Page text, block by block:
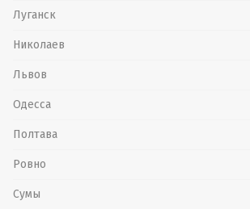
Луганск
Николаев
Львов
Одесса
Полтава
Ровно
Сумы